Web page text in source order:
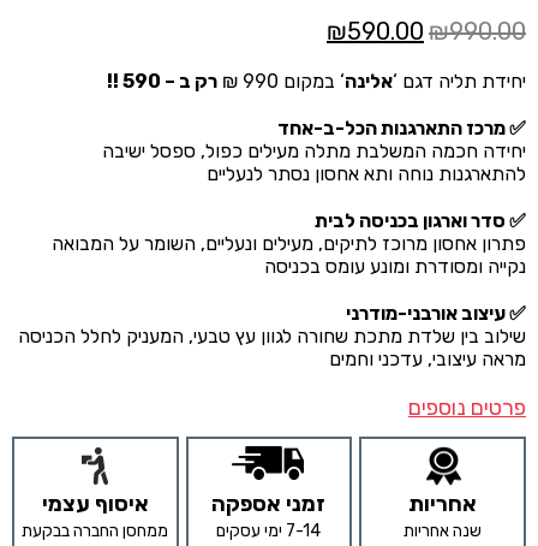
₪990.00
המחיר
היה:
₪990.00.
₪590.00
הוא:
₪590.00.
יחידת תליה דגם ‘אלינה‘ במקום 990 ₪ רק ב – 590 !!
✅מרכז התארגנות הכל-ב-אחד
יחידה חכמה המשלבת מתלה מעילים כפול, ספסל ישיבה
להתארגנות נוחה ותא אחסון נסתר לנעליים
✅ סדר וארגון בכניסה לבית
פתרון אחסון מרוכז לתיקים, מעילים ונעליים, השומר על המבואה
נקייה ומסודרת ומונע עומס בכניסה
✅עיצוב אורבני-מודרני
שילוב בין שלדת מתכת שחורה לגוון עץ טבעי, המעניק לחלל הכניסה
מראה עיצובי, עדכני וחמים
פרטים נוספים
אחריות
שנה אחריות
זמני אספקה
7-14 ימי עסקים
איסוף עצמי
ממחסן החברה בבקעת